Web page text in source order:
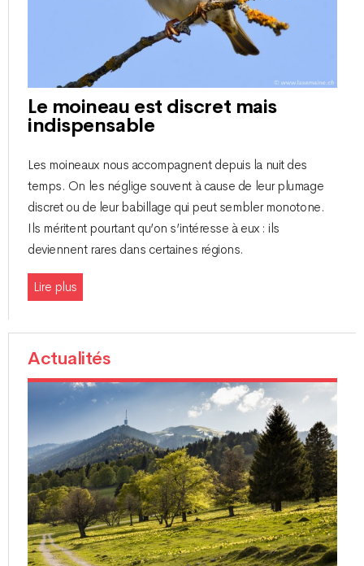
Le moineau est discret mais
indispensable
Les moineaux nous accompagnent depuis la nuit des
temps. On les néglige souvent à cause de leur plumage
discret ou de leur babillage qui peut sembler monotone.
Ils méritent pourtant qu’on s’intéresse à eux : ils
deviennent rares dans certaines régions.
Lire plus
Actualités